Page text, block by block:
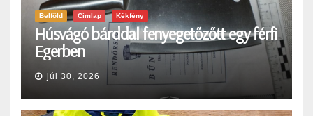
Belföld Címlap Kékfény
Húsvágó bárddal fenyegetőzőtt egy férfi
Egerben
júl 30, 2026